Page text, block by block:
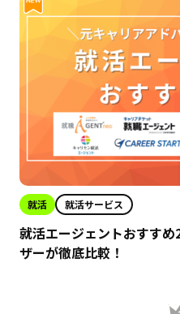
就活 就活サービス
就活エージェントおすす
ザーが徹底比較！